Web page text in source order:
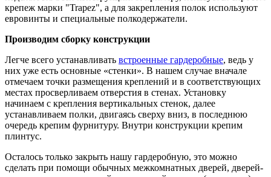
крепеж марки "Trapez", а для закрепления полок используют
евровинты и специальные полкодержатели.
Производим сборку конструкции
Легче всего устанавливать встроенные гардеробные, ведь у
них уже есть основные «стенки». В нашем случае вначале
отмечаем точки размещения креплений и в соответствующих
местах просверливаем отверстия в стенах. Установку
начинаем с крепления вертикальных стенок, далее
устанавливаем полки, двигаясь сверху вниз, в последнюю
очередь крепим фурнитуру. Внутри конструкции крепим
плинтус.
Осталось только закрыть нашу гардеробную, это можно
сделать при помощи обычных межкомнатных дверей, дверей-